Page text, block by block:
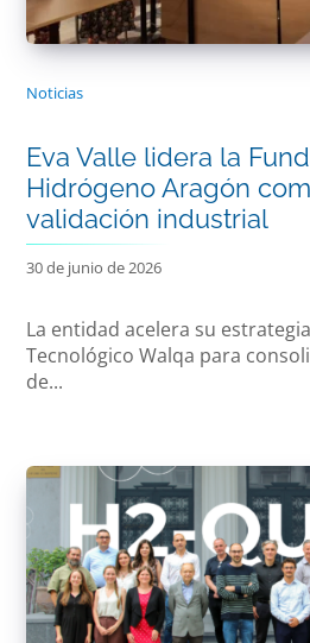
Noticias
Eva Valle lidera la
Hidrógeno Aragón
validación industrial
30 de junio de 2026
La entidad acelera su
Tecnológico Walqa para
de...